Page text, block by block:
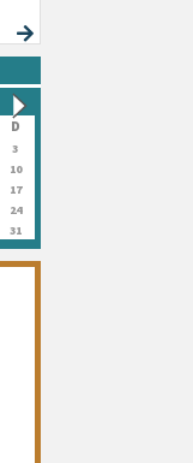
D
3
10
17
24
31